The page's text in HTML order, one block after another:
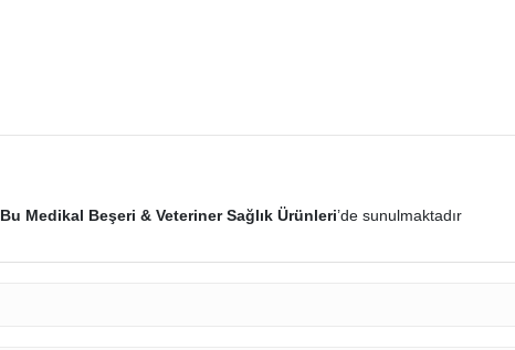
Bu Medikal Beşeri & Veteriner Sağlık Ürünleri’de sunulmaktadır